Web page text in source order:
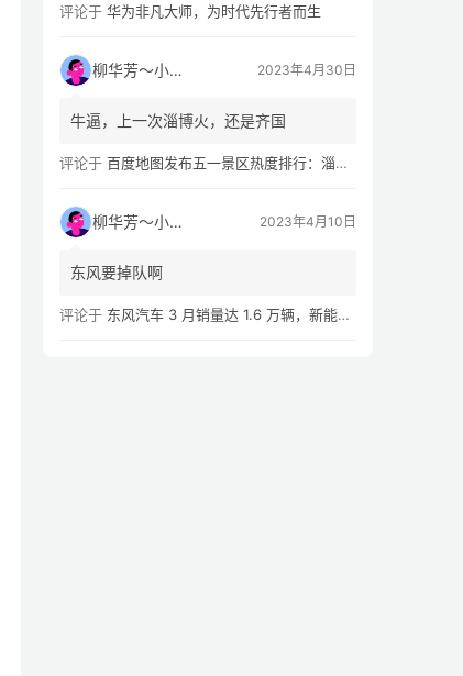
评论于 华为非凡大师，为时代先行者而生
柳华芳～小芳侠 2023年4月30日
牛逼，上一次淄博火，还是齐国
评论于 百度地图发布五一景区热度排行：淄博八大局早市，遥遥领先
柳华芳～小芳侠 2023年4月10日
东风要掉队啊
评论于 东风汽车 3 月销量达 1.6 万辆，新能源汽车 Q1 累计销量同比下滑 54.02%